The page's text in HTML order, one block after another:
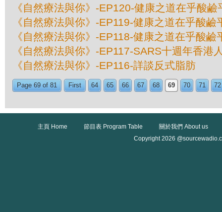
《自然療法與你》-EP120-健康之道在乎酸鹼
《自然療法與你》-EP119-健康之道在乎酸鹼
《自然療法與你》-EP118-健康之道在乎酸鹼
《自然療法與你》-EP117-SARS十週年香港
《自然療法與你》-EP116-詳談反式脂肪
Page 69 of 81 First 64 65 66 67 68 69 70 71 72
主頁 Home 節目表 Program Table
關於我們 About us
Copyright 2026